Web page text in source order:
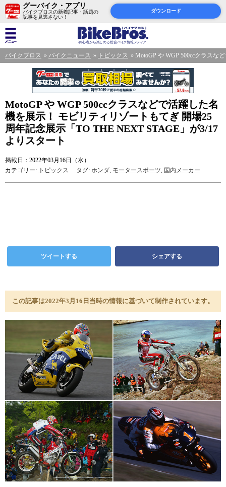
グーバイク・アプリ
バイクブロスの新着記事・話題の
記事を見逃さない！
ダウンロード
バイクブロス バイクニュース トピックス MotoGP や WGP 500ccクラスな
MotoGP や WGP 500ccクラスなどで活躍した名
機を展示！ モビリティリゾートもてぎ 開場25
周年記念展示「TO THE NEXT STAGE」が3/17
よりスタート
掲載日：2022年03月16日（水）
カテゴリー: トピックス タグ: ホンダ, モータースポーツ, 国内メーカー
ツイートする シェアする
この記事は2022年3月16日当時の情報に基づいて制作されています。